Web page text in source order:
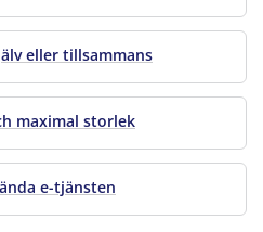
eller tillsammans
maximal storlek
e-tjänsten